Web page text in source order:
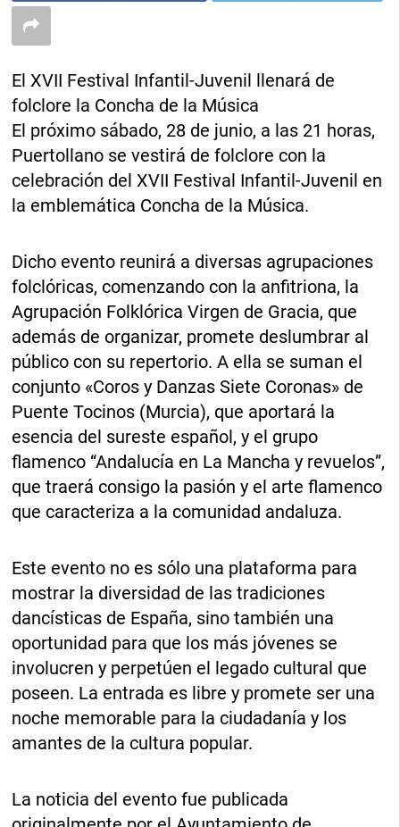
El XVII Festival Infantil-Juvenil llenará de
folclore la Concha de la Música
El próximo sábado, 28 de junio, a las 21 horas,
Puertollano se vestirá de folclore con la
celebración del XVII Festival Infantil-Juvenil en
la emblemática Concha de la Música.
Dicho evento reunirá a diversas agrupaciones
folclóricas, comenzando con la anfitriona, la
Agrupación Folklórica Virgen de Gracia, que
además de organizar, promete deslumbrar al
público con su repertorio. A ella se suman el
conjunto «Coros y Danzas Siete Coronas» de
Puente Tocinos (Murcia), que aportará la
esencia del sureste español, y el grupo
flamenco “Andalucía en La Mancha y revuelos”,
que traerá consigo la pasión y el arte flamenco
que caracteriza a la comunidad andaluza.
Este evento no es sólo una plataforma para
mostrar la diversidad de las tradiciones
dancísticas de España, sino también una
oportunidad para que los más jóvenes se
involucren y perpetúen el legado cultural que
poseen. La entrada es libre y promete ser una
noche memorable para la ciudadanía y los
amantes de la cultura popular.
La noticia del evento fue publicada